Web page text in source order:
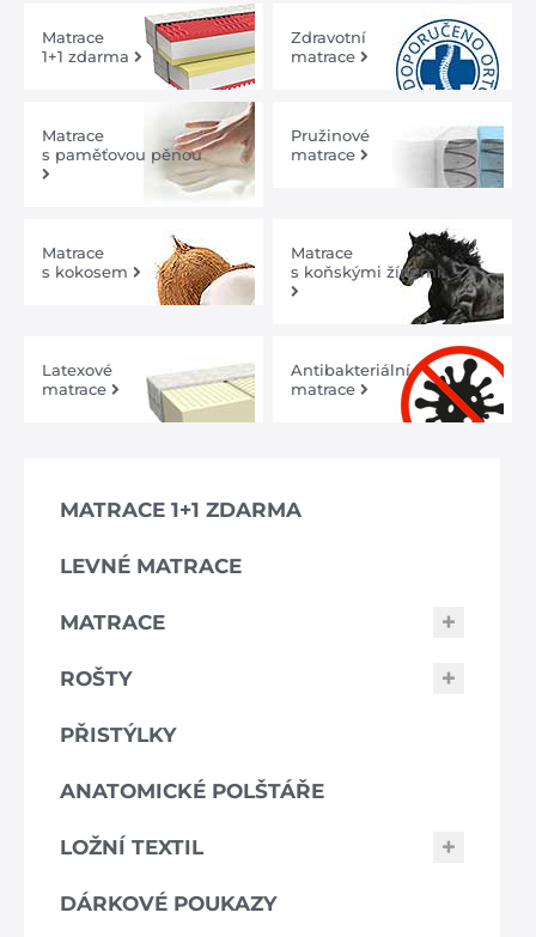
Matrace
1+1 zdarma
Zdravotní
matrace
Matrace
s paměťovou pěnou
Pružinové
matrace
Matrace
s kokosem
Matrace
s koňskými žíněmi
Latexové
matrace
Antibakteriální
matrace
MATRACE 1+1 ZDARMA
LEVNÉ MATRACE
MATRACE
ROŠTY
PŘISTÝLKY
ANATOMICKÉ POLŠTÁŘE
LOŽNÍ TEXTIL
DÁRKOVÉ POUKAZY